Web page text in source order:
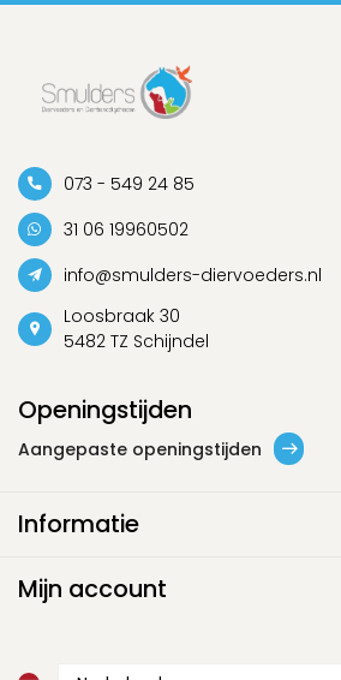
073 - 549 24 85
31 06 19960502
info@smulders-diervoeders.nl
Loosbraak 30
5482 TZ Schijndel
Openingstijden
Aangepaste openingstijden
Informatie
Mijn account